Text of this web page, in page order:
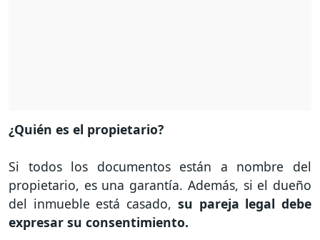
¿Quién es el propietario?
Si todos los documentos están a nombre del
propietario, es una garantía. Además, si el dueño
del inmueble está casado, su pareja legal debe
expresar su consentimiento.